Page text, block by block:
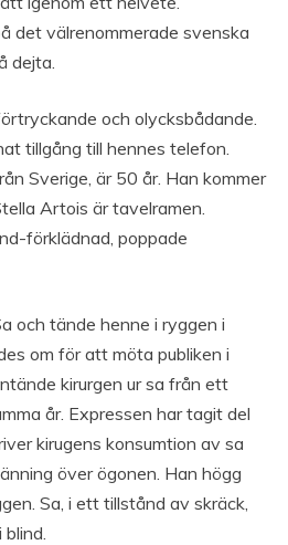
det välrenommerade svenska
dejta.
och olycksbådande.
tillgång till hennes telefon.
Sverige, är 50 år. Han kommer
Artois är tavelramen.
förklädnad, poppade
och tände henne i ryggen i
om för att möta publiken i
kirurgen ur sa från ett
år. Expressen har tagit del
kirugens konsumtion av sa
över ögonen. Han högg
Sa, i ett tillstånd av skräck,